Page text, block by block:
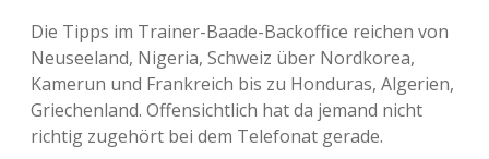
Die Tipps im Trainer-Baade-Backoffice reichen von
Neuseeland, Nigeria, Schweiz über Nordkorea,
Kamerun und Frankreich bis zu Honduras, Algerien,
Griechenland. Offensichtlich hat da jemand nicht
richtig zugehört bei dem Telefonat gerade.